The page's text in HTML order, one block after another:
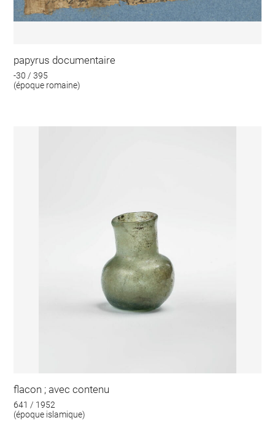
papyrus documentaire
-30 / 395
(époque romaine)
flacon ; avec contenu
641 / 1952
(époque islamique)